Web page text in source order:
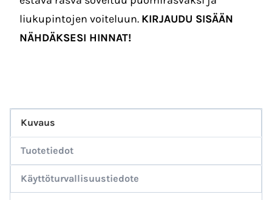
liukupintojen voiteluun. KIRJAUDU SISÄÄN
NÄHDÄKSESI HINNAT!
Kuvaus
Tuotetiedot
Käyttöturvallisuustiedote